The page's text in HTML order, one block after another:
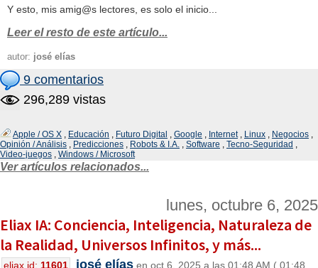
Y esto, mis amig@s lectores, es solo el inicio...
Leer el resto de este artículo...
autor: josé elías
9 comentarios
296,289 vistas
Apple / OS X , Educación , Futuro Digital , Google , Internet, Linux , Negocios ,
Opinión / Análisis , Predicciones , Robots & I.A. , Software , Tecno-Seguridad ,
Video-juegos , Windows / Microsoft
Ver artículos relacionados...
lunes, octubre 6, 2025
Eliax IA: Conciencia, Inteligencia, Naturaleza de
la Realidad, Universos Infinitos, y más...
eliax id: 11601 josé elías en oct 6, 2025 a las 01:48 AM ( 01:48